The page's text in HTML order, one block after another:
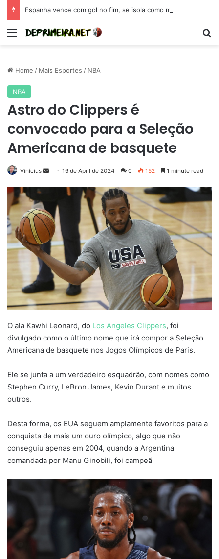
Menu
Home / Mais Esportes / NBA
NBA
Astro do Clippers é
convocado para a Seleção
Americana de basquete
Vinícius
Send16 de April de 2024 0 152 1 minute read
O ala Kawhi Leonard, do Los Angeles Clippers, foi
divulgado como o último nome que irá compor a Seleção
Americana de basquete nos Jogos Olímpicos de Paris.
Ele se junta a um verdadeiro esquadrão, com nomes como
Stephen Curry, LeBron James, Kevin Durant e muitos
outros.
Desta forma, os EUA seguem amplamente favoritos para a
conquista de mais um ouro olímpico, algo que não
conseguiu apenas em 2004, quando a Argentina,
comandada por Manu Ginobili, foi campeã.